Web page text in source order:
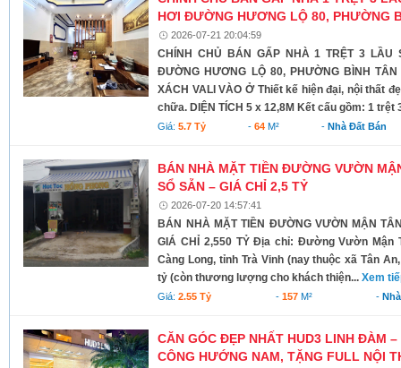
HƠI ĐƯỜNG HƯƠNG LỘ 80, PHƯỜNG
2026-07-21 20:04:59
CHÍNH CHỦ BÁN GẤP NHÀ 1 TRỆT 3 LẦU
ĐƯỜNG HƯƠNG LỘ 80, PHƯỜNG BÌNH
XÁCH VALI VÀO Ở Thiết kế hiện đại, nội thất
chữa. DIỆN TÍCH 5 x 12,8M Kết cấu gồm: 1 trệt
Giá:5.7 Tỷ -64 M² - Nhà Đất Bán
BÁN NHÀ MẶT TIỀN ĐƯỜNG VƯỜN
SỔ SẴN – GIÁ CHỈ 2,5 TỶ
2026-07-20 14:57:41
BÁN NHÀ MẶT TIỀN ĐƯỜNG VƯỜN MẬN
GIÁ CHỈ 2,550 TỶ Địa chỉ: Đường Vườn Mận
Càng Long, tỉnh Trà Vinh (nay thuộc xã Tân
tỷ (còn thương lượng cho khách thiện...Xem
Giá:2.55 Tỷ - 157M² -
CĂN GÓC ĐẸP NHẤT HUD3 LINH ĐÀM –
CÔNG HƯỚNG NAM, TẶNG FULL NỘI